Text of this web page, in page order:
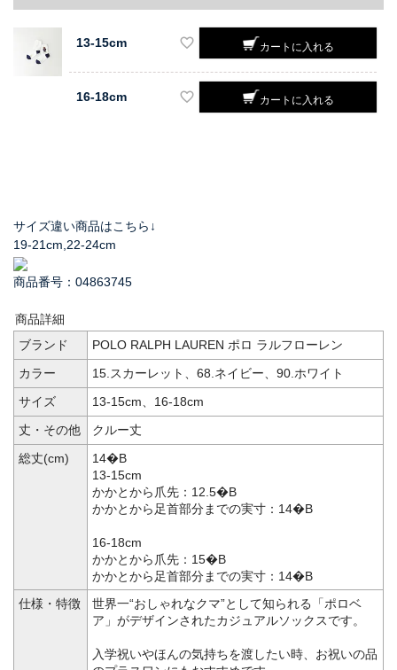
13-15cm カートに入れる
16-18cm カートに入れる
サイズ違い商品はこちら↓
19-21cm,22-24cm
商品番号：04863745
商品詳細
ブランド
POLO RALPH LAUREN ポロ ラルフローレン
カラー
15.スカーレット、68.ネイビー、90.ホワイト
サイズ
13-15cm、16-18cm
丈・その他
クルー丈
総丈(cm)
14�B
13-15cm
かかとから爪先：12.5�B
かかとから足首部分までの実寸：14�B
16-18cm
かかとから爪先：15�B
かかとから足首部分までの実寸：14�B
仕様・特徴
世界一“おしゃれなクマ”として知られる「ポロベ
ア」がデザインされたカジュアルソックスです。
入学祝いやほんの気持ちを渡したい時、お祝いの品